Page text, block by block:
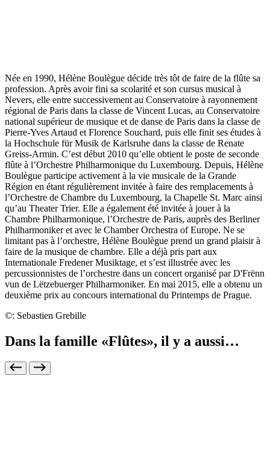
Née en 1990, Hélène Boulègue décide très tôt de faire de la flûte sa
profession. Après avoir fini sa scolarité et son cursus musical à
Nevers, elle entre successivement au Conservatoire à rayonnement
régional de Paris dans la classe de Vincent Lucas, au Conservatoire
national supérieur de musique et de danse de Paris dans la classe de
Pierre-Yves Artaud et Florence Souchard, puis elle finit ses études à
la Hochschule für Musik de Karlsruhe dans la classe de Renate
Greiss-Armin. C’est début 2010 qu’elle obtient le poste de seconde
flûte à l’Orchestre Philharmonique du Luxembourg. Depuis, Hélène
Boulègue participe activement à la vie musicale de la Grande
Région en étant régulièrement invitée à faire des remplacements à
l’Orchestre de Chambre du Luxembourg, la Chapelle St. Marc ainsi
qu’au Theater Trier. Elle a également été invitée à jouer à la
Chambre Philharmonique, l’Orchestre de Paris, auprès des Berliner
Philharmoniker et avec le Chamber Orchestra of Europe. Ne se
limitant pas à l’orchestre, Hélène Boulègue prend un grand plaisir à
faire de la musique de chambre. Elle a déjà pris part aux
Internationale Fredener Musiktage, et s’est illustrée avec les
percussionnistes de l’orchestre dans un concert organisé par D'Frënn
vun de Lëtzebuerger Philharmoniker. En mai 2015, elle a obtenu un
deuxième prix au concours international du Printemps de Prague.
©: Sebastien Grebille
Dans la famille «Flûtes», il y a aussi…